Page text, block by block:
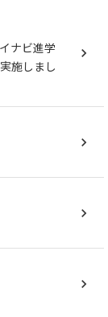
ナビ進学
施しまし